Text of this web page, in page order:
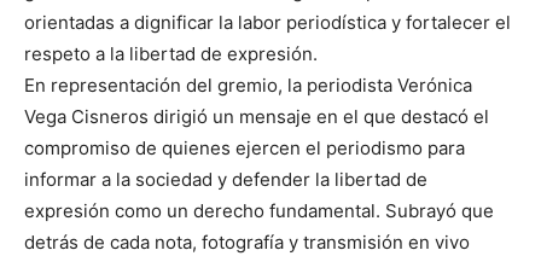
orientadas a dignificar la labor periodística y fortalecer el
respeto a la libertad de expresión.
En representación del gremio, la periodista Verónica
Vega Cisneros dirigió un mensaje en el que destacó el
compromiso de quienes ejercen el periodismo para
informar a la sociedad y defender la libertad de
expresión como un derecho fundamental. Subrayó que
detrás de cada nota, fotografía y transmisión en vivo